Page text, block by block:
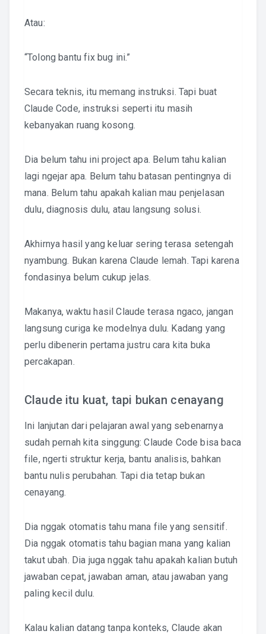
Atau:
“Tolong bantu fix bug ini.”
Secara teknis, itu memang instruksi. Tapi buat
Claude Code, instruksi seperti itu masih
kebanyakan ruang kosong.
Dia belum tahu ini project apa. Belum tahu kalian
lagi ngejar apa. Belum tahu batasan pentingnya di
mana. Belum tahu apakah kalian mau penjelasan
dulu, diagnosis dulu, atau langsung solusi.
Akhirnya hasil yang keluar sering terasa setengah
nyambung. Bukan karena Claude lemah. Tapi karena
fondasinya belum cukup jelas.
Makanya, waktu hasil Claude terasa ngaco, jangan
langsung curiga ke modelnya dulu. Kadang yang
perlu dibenerin pertama justru cara kita buka
percakapan.
Claude itu kuat, tapi bukan cenayang
Ini lanjutan dari pelajaran awal yang sebenarnya
sudah pernah kita singgung: Claude Code bisa baca
file, ngerti struktur kerja, bantu analisis, bahkan
bantu nulis perubahan. Tapi dia tetap bukan
cenayang.
Dia nggak otomatis tahu mana file yang sensitif.
Dia nggak otomatis tahu bagian mana yang kalian
takut ubah. Dia juga nggak tahu apakah kalian butuh
jawaban cepat, jawaban aman, atau jawaban yang
paling kecil dulu.
Kalau kalian datang tanpa konteks, Claude akan